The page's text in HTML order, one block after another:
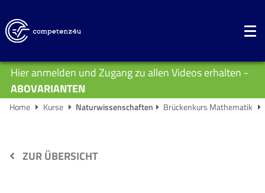
Hier anmelden und Zugang zu allen Videos erhalten -
ABOVARIANTEN
Home Kurse Naturwissenschaften Brückenkurs Mathematik
ZUR ÜBERSICHT